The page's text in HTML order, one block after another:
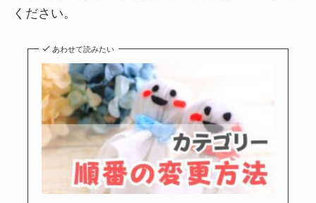
ください。
あわせて読みたい